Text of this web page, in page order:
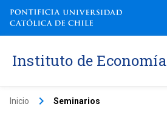
Instituto de Economía
Inicio keyboard_arrow_right Seminarios